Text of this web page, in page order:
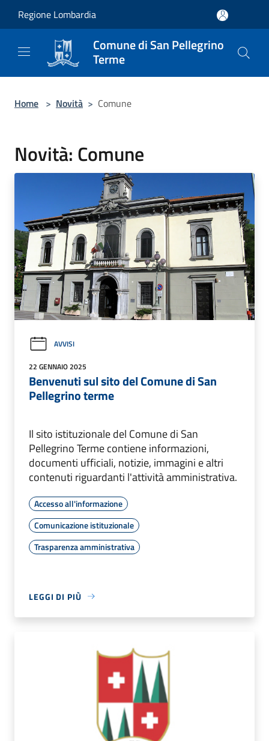
Regione Lombardia
Comune di San Pellegrino
Terme
Home > Novità > Comune
Novità: Comune
AVVISI
22 GENNAIO 2025
Benvenuti sul sito del Comune di San
Pellegrino terme
Il sito istituzionale del Comune di San
Pellegrino Terme contiene informazioni,
documenti ufficiali, notizie, immagini e altri
contenuti riguardanti l'attività amministrativa.
Accesso all'informazione
Comunicazione istituzionale
Trasparenza amministrativa
LEGGI DI PIÙ